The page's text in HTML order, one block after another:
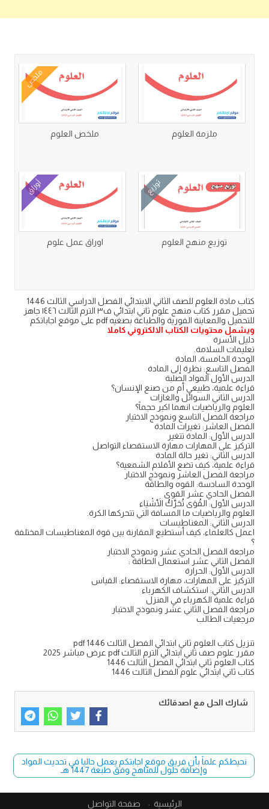
ملزمة العلوم
ملخص
ملخص العلوم
توزيع
توزيع منهج العلوم
أوراق
اوراق عمل علوم
كتاب مادة العلوم للصف الثاني الابتدائي الفصل الدراسي الثالث 1446
تحميل مقرر كتاب منهج علوم ثاني ابتدائي ف٣ الترم الثالث ١٤٤٦ جاهز
للتحميل والمعاينة الفورية والطباعة بصغيه pdf على موقع اجاباتكم
ويشمل محتويات الكتاب الالكتروني كاملا
دليل الأسرة
تعليمات السلامة.
الوحدة الخامسة، المادة
الفصل التاسع: نظرة إلى المادة
الدرس الأول المواد الصلبة
قراءة علمية، طبيعي أم من صنع الإنسان؟
الدرس الثاني السوائل والغازات
العلوم والرياضيات انهما اكبر حجماً؟
مراجعة الفصل التاسع ونموذج الاختيار
الفصل العاشر: تغيرات المادة
الدرس الأول: المادة تتغير
التركيز على المهارات مهارة الاستقصاء التواصل
الدرس الثاني: تغير حالة المادة
قراءة علمية، كيف تضع الأفلام الشمعية؟
مراجعة الفصل العاشر ونموذج الاختبار
الوحدة السادسة: القوه والطاقة
الفصل الحادي عشر القوى
الدرس الأول: القُوَى تُحَرَّكُ الأَشْيَاء
العلوم والرياضيات ما المسافة التي تتحركها الكرة.
الدرس الثاني: المغناطيسات
اعمل كالعلماء، كيف أستطيع المقارنة بين قوة المغناطيسات المختلفة
؟
مراجعة الفصل الحادي عشر ونموذج الاختبار
الفصل الثاني عشر استعمال الطاقة :
الدرس الأول: الحرارة
التركيز على المهارات، مهارة الاستقصاء: القياس
الدرس الثاني: استكشاف الكهرباء
قراءة علمية الكهرباء في المنزل
مراجعة الفصل الثاني عشر ونموذج الاختبار
مرجعيات الطالب
تنزيل كتاب العلوم ثاني ابتدائي الفصل الثالث 1446 pdf
مقرر علوم صف ثاني ابتدائي الترم الثالث pdf عرض مباشر 2025
كتاب العلوم ثاني ابتدائي الفصل الثالث 1446
كتاب ثاني ابتدائي علوم الفصل الثالث 1446
شارك الحل مع اصدقائك
نحيطكم علماً بأن فريق موقع اجابتكم يعمل حاليا في تحديث المواد
وإضافة حلول للمناهج وفق طبعة 1447 هـ
الرئيسية صفحة التواصل